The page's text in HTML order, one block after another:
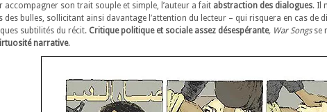
accompagner son trait souple et simple, l’auteur a fait abstraction des dialogues. Il
des bulles, sollicitant ainsi davantage l’attention du lecteur – qui risquera en cas de
subtilités du récit. Critique politique et sociale assez désespérante, War Songsse
narrative.